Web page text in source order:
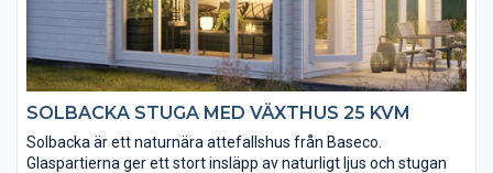
SOLBACKA STUGA MED VÄXTHUS 25 KVM
Solbacka är ett naturnära attefallshus från Baseco.
Glaspartierna ger ett stort insläpp av naturligt ljus och stugan